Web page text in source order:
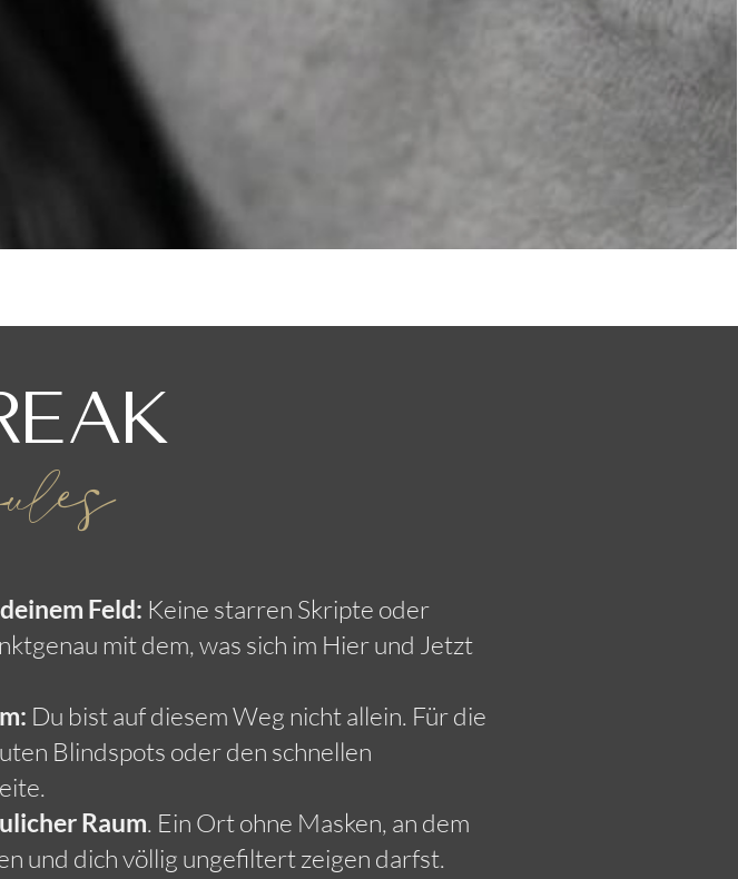
es
Feld: Keine starren Skripte oder
mit dem, was sich im Hier und Jetzt
Du bist auf diesem Weg nicht allein. Für die
Blindspots oder den schnellen
Raum. Ein Ort ohne Masken, an dem
und dich völlig ungefiltert zeigen darfst.